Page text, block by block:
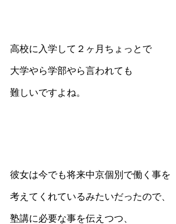
高校に入学して２ヶ月ちょっとで
大学やら学部やら言われても
難しいですよね。
彼女は今でも将来中京個別で働く事を
考えてくれているみたいだったので、
塾講に必要な事を伝えつつ、